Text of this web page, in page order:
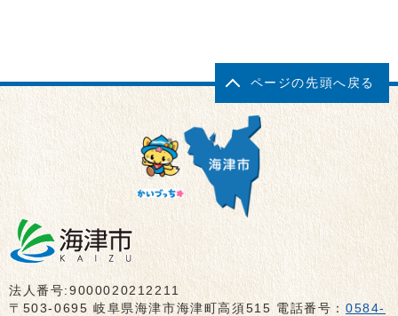
ページの先頭へ戻る
法人番号:9000020212211
〒503-0695 岐阜県海津市海津町高須515 電話番号：0584-